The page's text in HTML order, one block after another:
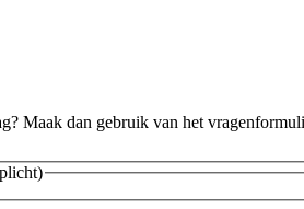
Maak dan gebruik van het